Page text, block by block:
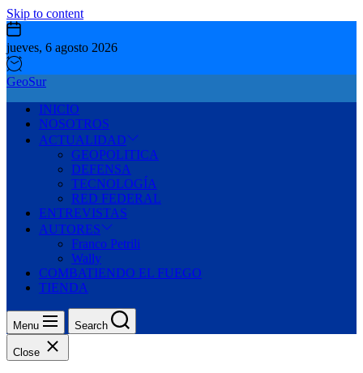
Skip to content
jueves, 6 agosto 2026
GeoSur
INICIO
NOSOTROS
ACTUALIDAD
GEOPOLITICA
DEFENSA
TECNOLOGÍA
RED FEDERAL
ENTREVISTAS
AUTORES
Franco Petrili
Wally
COMBATIENDO EL FUEGO
TIENDA
Menu Search
Close